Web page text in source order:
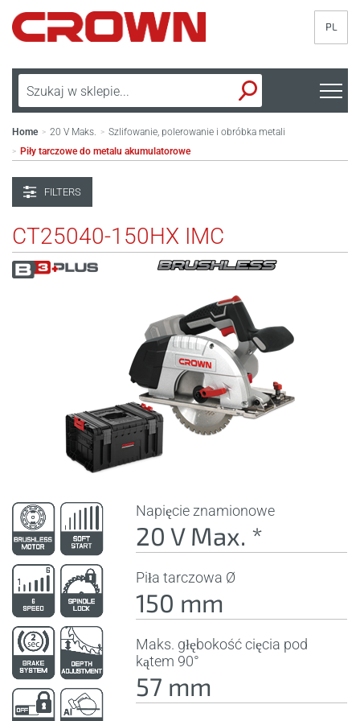
PL
Home > 20 V Maks. > Szlifowanie, polerowanie i obróbka metali
> Piły tarczowe do metalu akumulatorowe
FILTERS
CT25040-150HX IMC
Napięcie znamionowe
20 V Max. *
Piła tarczowa Ø
150 mm
Maks. głębokość cięcia pod
kątem 90°
57 mm